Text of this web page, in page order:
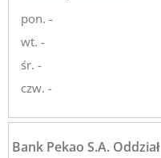
pon. -
wt. -
śr. -
czw. -
Bank Pekao S.A. Oddział